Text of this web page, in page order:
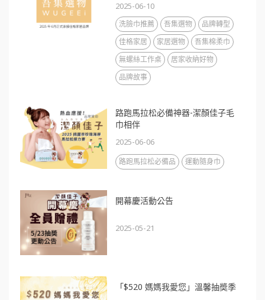
2025-06-10
洗臉巾推薦 吾集選物
品牌轉型
佳格家居
家居選物
吾集棉柔巾
無螺絲工作桌
居家收納好物
品牌故事
路跑馬拉松必備神器-潔顏佳子毛
巾相伴
2025-06-06
路跑馬拉松必備品 運動隨身巾
開幕慶活動公告
2025-05-21
「$520 媽媽我愛您」溫馨抽奬季